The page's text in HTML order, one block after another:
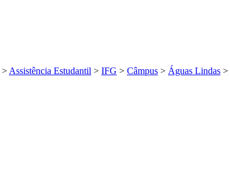
> Assistência Estudantil > IFG > Câmpus > Águas Lindas >